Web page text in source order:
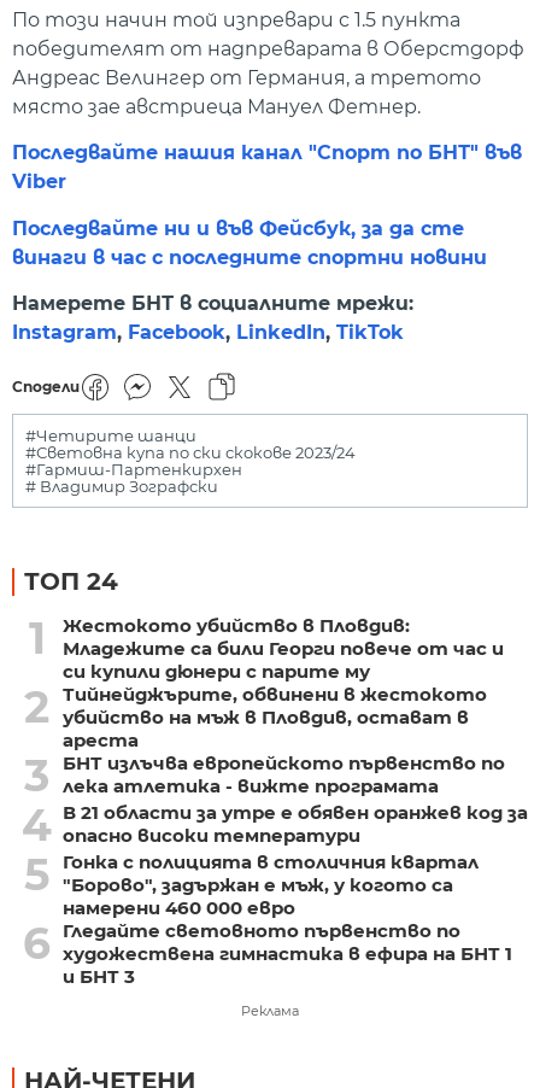
По този начин той изпревари с 1.5 пункта
победителят от надпреварата в Оберстдорф
Андреас Велингер от Германия, а третото
място зае австриеца Мануел Фетнер.
Последвайте нашия канал "Спорт по БНТ" във
Viber
Последвайте ни и във Фейсбук, за да сте
винаги в час с последните спортни новини
Намерете БНТ в социалните мрежи:
Instagram, Facebook, LinkedIn, TikTok
Сподели
#Четирите шанци
#Световна купа по ски скокове 2023/24
#Гармиш-Партенкирхен
# Владимир Зографски
ТОП 24
1
Жестокото убийство в Пловдив:
Младежите са били Георги повече от час и
си купили дюнери с парите му
2
Тийнейджърите, обвинени в жестокото
убийство на мъж в Пловдив, остават в
ареста
3
БНТ излъчва европейското първенство по
лека атлетика - вижте програмата
4 В 21 области за утре е обявен оранжев код за
опасно високи температури
5
Гонка с полицията в столичния квартал
"Борово", задържан е мъж, у когото са
намерени 460 000 евро
6
Гледайте световното първенство по
художествена гимнастика в ефира на БНТ 1
и БНТ 3
Реклама
НАЙ-ЧЕТЕНИ